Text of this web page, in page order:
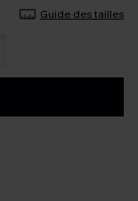
Guide des tailles